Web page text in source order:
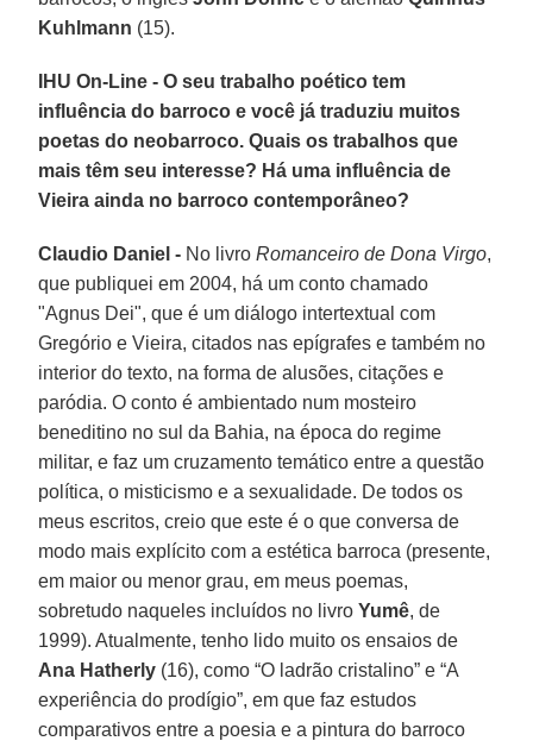
Kuhlmann (15).
IHU On-Line - O seu trabalho poético tem
influência do barroco e você já traduziu muitos
poetas do neobarroco. Quais os trabalhos que
mais têm seu interesse? Há uma influência de
Vieira ainda no barroco contemporâneo?
Claudio Daniel - No livroRomanceiro de Dona Virgo,
que publiquei em 2004, há um conto chamado
"Agnus Dei", que é um diálogo intertextual com
Gregório e Vieira, citados nas epígrafes e também no
interior do texto, na forma de alusões, citações e
paródia. O conto é ambientado num mosteiro
beneditino no sul da Bahia, na época do regime
militar, e faz um cruzamento temático entre a questão
política, o misticismo e a sexualidade. De todos os
meus escritos, creio que este é o que conversa de
modo mais explícito com a estética barroca (presente,
em maior ou menor grau, em meus poemas,
sobretudo naqueles incluídos no livroYumê, de
1999). Atualmente, tenho lido muito os ensaios de
Ana Hatherly (16), como “O ladrão cristalino” e “A
experiência do prodígio”, em que faz estudos
comparativos entre a poesia e a pintura do barroco